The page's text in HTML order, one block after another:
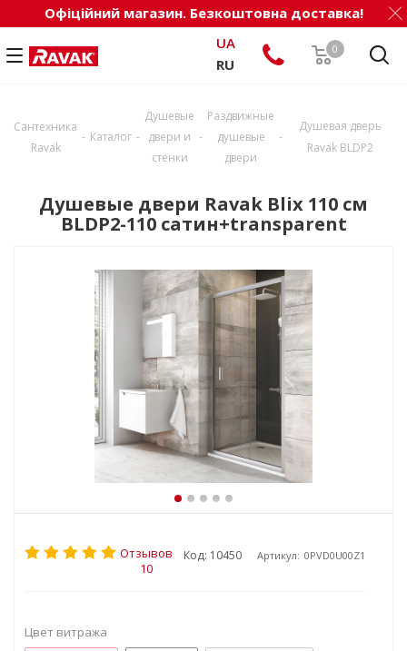
Офіційний магазин. Безкоштовна доставка!
0
UA
RU
Сантехника
Ravak
- Каталог -
Душевые
двери и
стенки
-
Раздвижные
душевые
двери
-
Душевая дверь
Ravak BLDP2
Душевые двери Ravak Blix 110 см
BLDP2-110 сатин+transparent
Отзывов
10
Код: 10450 Артикул: 0PVD0U00Z1
Цвет витража